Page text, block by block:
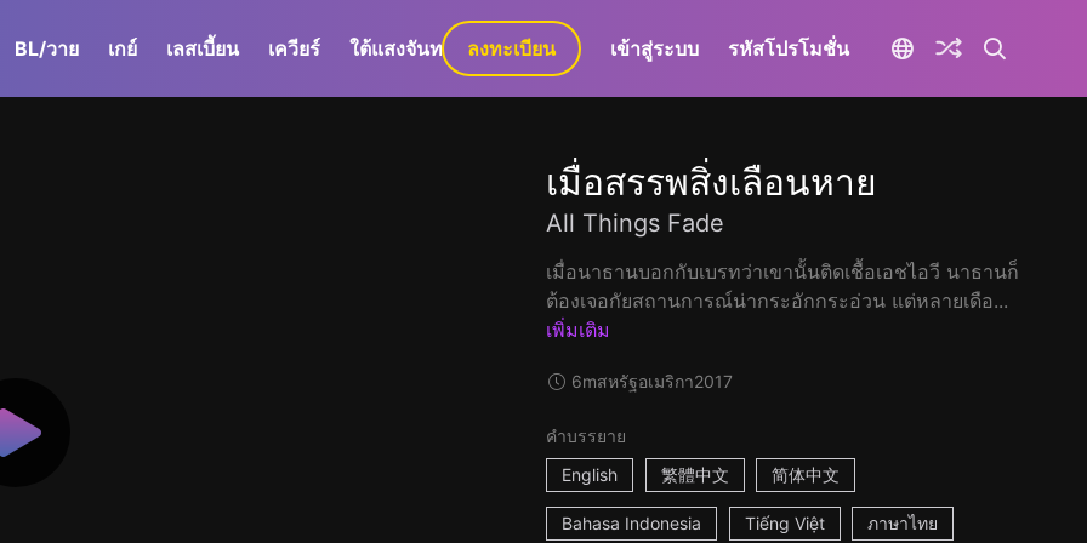
BL/วาย เกย์ เลสเบี้ยน เควียร์ ใต้แสงจันทร์ GaLa+
ลงทะเบียน เข้าสู่ระบบ รหัสโปรโมชั่น
เมื่อสรรพสิ่งเลือนหาย
All Things Fade
เมื่อนาธานบอกกับเบรทว่าเขานั้นติดเชื้อเอชไอวี นาธานก็
ต้องเจอกัยสถานการณ์น่ากระอักกระอ่วน แต่หลายเดือ...
เพิ่มเติม
6mสหรัฐอเมริกา2017
คำบรรยาย
English
繁體中文 简体中文
Bahasa Indonesia Tiếng Việt ภาษาไทย